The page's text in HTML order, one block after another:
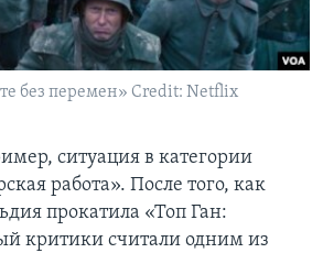
без перемен» Credit: Netflix
ситуация в категории
работа». После того, как
прокатила «Топ Ган:
критики считали одним из